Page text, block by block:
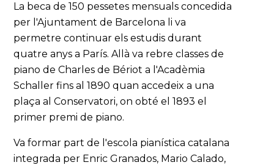
La beca de 150 pessetes mensuals concedida
per l'Ajuntament de Barcelona li va
permetre continuar els estudis durant
quatre anys a París. Allà va rebre classes de
piano de Charles de Bériot a l'Acadèmia
Schaller fins al 1890 quan accedeix a una
plaça al Conservatori, on obté el 1893 el
primer premi de piano.
Va formar part de l'escola pianística catalana
integrada per Enric Granados, Mario Calado,